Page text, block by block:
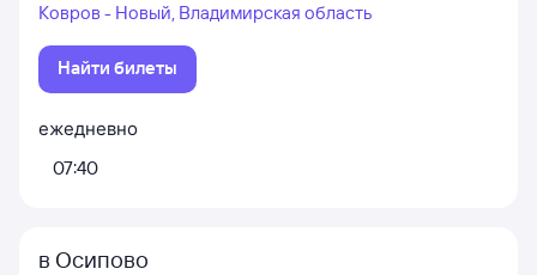
Ковров - Новый, Владимирская область
Найти билеты
ежедневно
07:40
в Осипово